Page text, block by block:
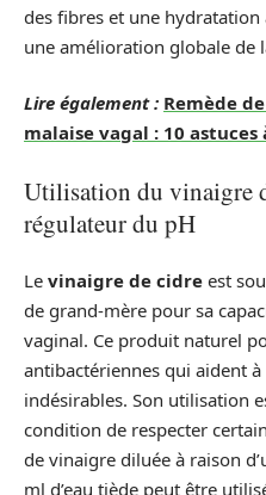
des fibres et une
une amélioration globale de
Lire également : Remède
malaise vagal : 10 astuces
Utilisation du vinaigre
régulateur du pH
Le vinaigre de cidre est
de grand-mère pour sa
vaginal. Ce produit naturel
antibactériennes qui aident
indésirables. Son utilisation
condition de respecter
de vinaigre diluée à raison
ml d’eau tiède peut être